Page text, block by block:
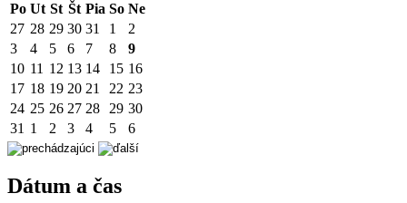
Po Ut St Št Pia So Ne
27 28 29 30 31 1
2
3
4 5 6 7 8
9
10 11 12 13 14 15 16
17 18 19 20 21 22 23
24 25 26 27 28 29 30
31 1 2 3 4 5 6
Dátum a čas